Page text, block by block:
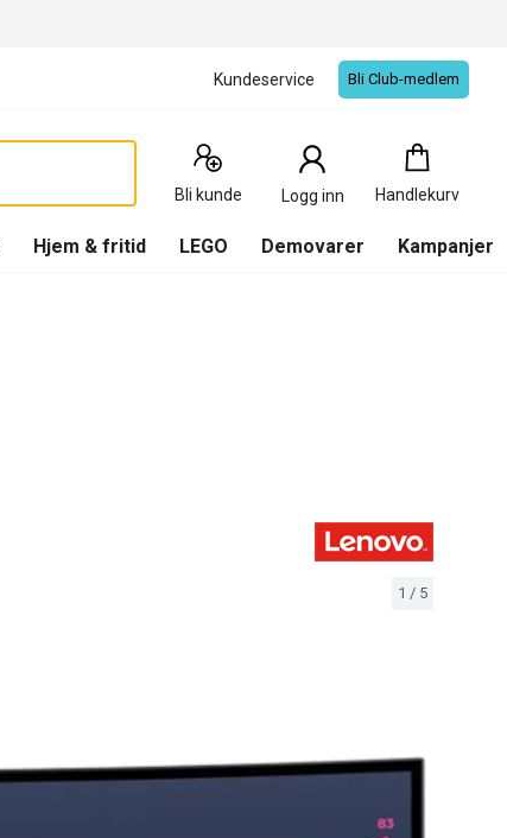
Kundeservice Bli Club-medlem
Bli kunde Logg inn Handlekurv
Handlekurv
0
Produkter
Hjem & fritid LEGO Demovarer Kampanjer
1 / 5